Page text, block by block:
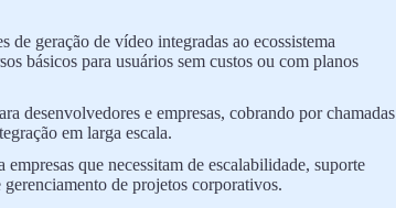
de geração de vídeo integradas ao ecossistema
básicos para usuários sem custos ou com planos
desenvolvedores e empresas, cobrando por chamadas
em larga escala.
empresas que necessitam de escalabilidade, suporte
de projetos corporativos.